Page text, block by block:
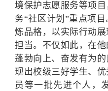
境保护志愿服务等项
务“社区计划”重点项
炼品格，以实际行动
担当。不仅如此，在
蓬勃向上、奋发有为
现出校级三好学生、
员等一批先进个人，